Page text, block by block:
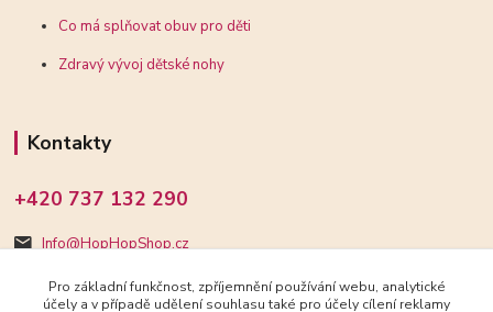
Co má splňovat obuv pro děti
Zdravý vývoj dětské nohy
Kontakty
+420 737 132 290
Info@HopHopShop.cz
Pro základní funkčnost, zpříjemnění používání webu, analytické
účely a v případě udělení souhlasu také pro účely cílení reklamy